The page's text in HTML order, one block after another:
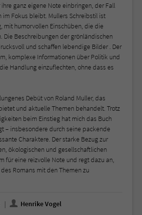
ganz eigene Note einbringen, der Fall
im Fokus bleibt. Mullers Schreibstil ist
mit humorvollen Einschüben, die die
Die Beschreibungen der grönländischen
und schaffen lebendige Bilder . Der
komplexe Informationen über Politik und
Handlung einzuflechten, ohne dass es
Debüt von Roland Muller, das
und aktuelle Themen behandelt. Trotz
beim Einstieg hat mich das Buch
– insbesondere durch seine packende
Charaktere. Der starke Bezug zur
ökologischen und gesellschaftlichen
für eine reizvolle Note und regt dazu an,
Romans mit den Themen zu
Henrike Vogel